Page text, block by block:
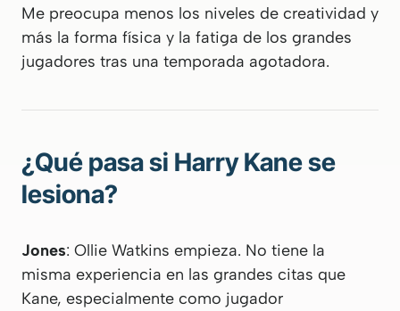
Me preocupa menos los niveles de creatividad y
más la forma física y la fatiga de los grandes
jugadores tras una temporada agotadora.
¿Qué pasa si Harry Kane se
lesiona?
Jones: Ollie Watkins empieza. No tiene la
misma experiencia en las grandes citas que
Kane, especialmente como jugador